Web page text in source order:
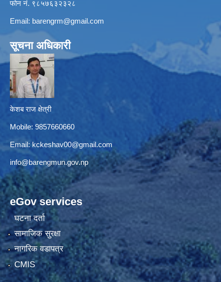
फोन नं. ९८५७६३२३२८
Email: barengrm@gmail.com
सूचना अधिकारी
केशब राज क्षेत्री
Mobile: 9857660660
Email: kckeshav00@gmail.com
info@barengmun.gov.np
eGov services
घटना दर्ता
सामाजिक सुरक्षा
नागरिक वडापत्र
CMIS